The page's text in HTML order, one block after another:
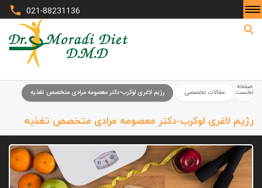
صفحه نخست
021-88231136
صفحه
نخست مقالات تخصصی رژیم لاغری لوکرب-دکتر معصومه مرادی متخصص تغذیه
رژیم لاغری لوکرب-دکتر معصومه مرادی متخصص تغذیه